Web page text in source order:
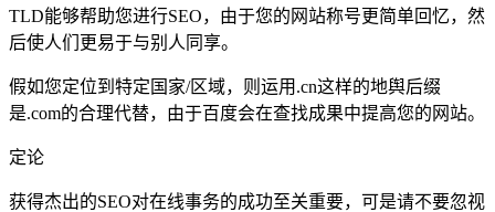
TLD能够帮助您进行SEO，由于您的网站称号更简单回忆，然
后使人们更易于与别人同享。
假如您定位到特定国家/区域，则运用.cn这样的地舆后缀
是.com的合理代替，由于百度会在查找成果中提高您的网站。
定论
获得杰出的SEO对在线事务的成功至关重要，可是请不要忽视